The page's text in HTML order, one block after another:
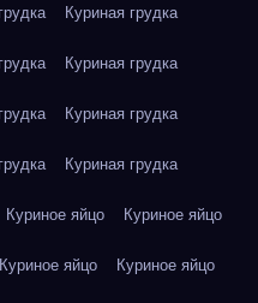
Куриная грудка
Куриная грудка
Куриная грудка
Куриная грудка
Куриное яйцо Куриное яйцо
Куриное яйцо Куриное яйцо